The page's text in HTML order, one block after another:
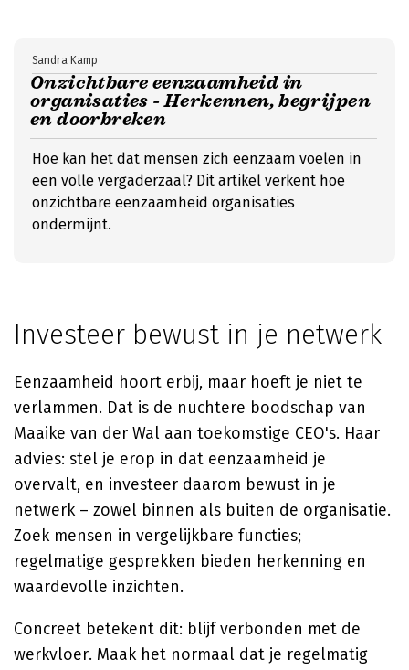
Onzichtbare eenzaamheid in
organisaties - Herkennen, begrijpen
en doorbreken
Sandra Kamp
Hoe kan het dat mensen zich eenzaam voelen in
een volle vergaderzaal? Dit artikel verkent hoe
onzichtbare eenzaamheid organisaties
ondermijnt.
Investeer bewust in je netwerk
Eenzaamheid hoort erbij, maar hoeft je niet te
verlammen. Dat is de nuchtere boodschap van
Maaike van der Wal aan toekomstige CEO's. Haar
advies: stel je erop in dat eenzaamheid je
overvalt, en investeer daarom bewust in je
netwerk – zowel binnen als buiten de organisatie.
Zoek mensen in vergelijkbare functies;
regelmatige gesprekken bieden herkenning en
waardevolle inzichten.
Concreet betekent dit: blijf verbonden met de
werkvloer. Maak het normaal dat je regelmatig